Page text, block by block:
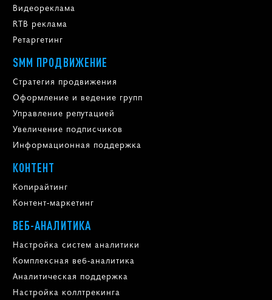
Видеореклама
RTB реклама
Ретаргетинг
SMM ПРОДВИЖЕНИЕ
Стратегия продвижения
Оформление и ведение групп
Управление репутацией
Увеличение подписчиков
Информационная поддержка
КОНТЕНТ
Копирайтинг
Контент-маркетинг
ВЕБ-АНАЛИТИКА
Настройка систем аналитики
Комплексная веб-аналитика
Аналитическая поддержка
Настройка коллтрекинга